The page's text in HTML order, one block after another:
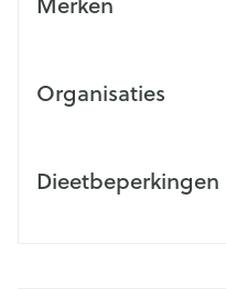
Organisaties
Dieetbeperkingen